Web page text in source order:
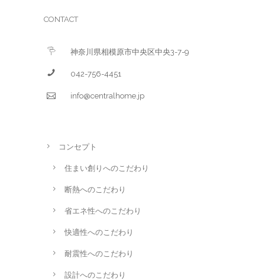
CONTACT
神奈川県相模原市中央区中央3-7-9
042-756-4451
info@centralhome.jp
コンセプト
住まい創りへのこだわり
断熱へのこだわり
省エネ性へのこだわり
快適性へのこだわり
耐震性へのこだわり
設計へのこだわり